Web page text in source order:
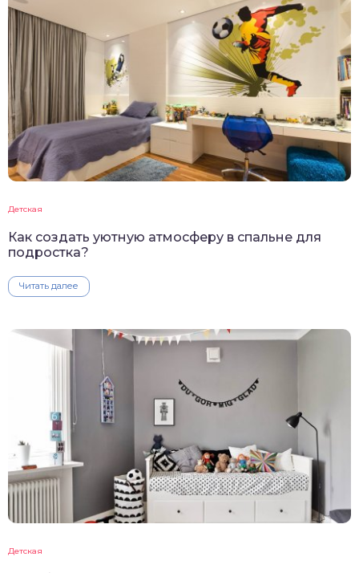
Детская
Как создать уютную атмосферу в спальне для
подростка?
Читать далее
Детская